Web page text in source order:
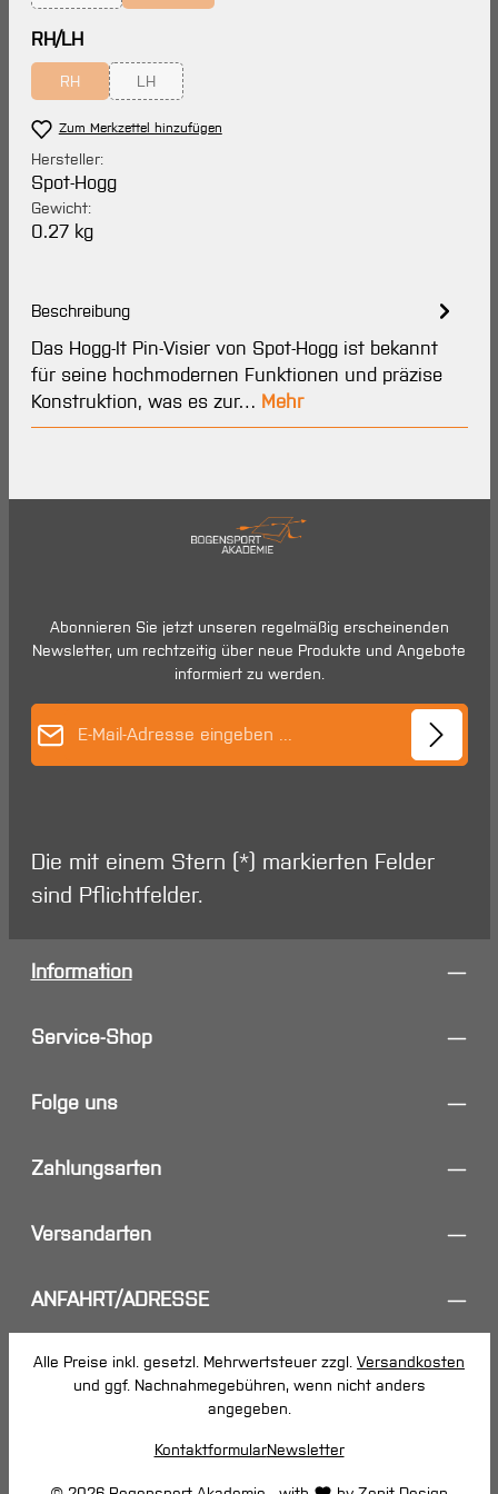
RH/LHauswählen
RH
(Diese Option ist zurzeit nicht verfügbar.)
LH
(Diese Option ist zurzeit nicht verfügbar.)
Zum Merkzettel hinzufügen
Hersteller:
Spot-Hogg
Gewicht:
0.27 kg
Beschreibung
Das Hogg-It Pin-Visier von Spot-Hogg ist bekannt
für seine hochmodernen Funktionen und präzise
Konstruktion, was es zur… Mehr
Abonnieren Sie jetzt unseren regelmäßig erscheinenden
Newsletter, um rechtzeitig über neue Produkte und Angebote
informiert zu werden.
Die mit einem Stern (*) markierten Felder
sind Pflichtfelder.
Information
Service-Shop
Folge uns
Zahlungsarten
Versandarten
ANFAHRT/ADRESSE
Alle Preise inkl. gesetzl. Mehrwertsteuer zzgl. Versandkosten
und ggf. Nachnahmegebühren, wenn nicht anders
angegeben.
KontaktformularNewsletter